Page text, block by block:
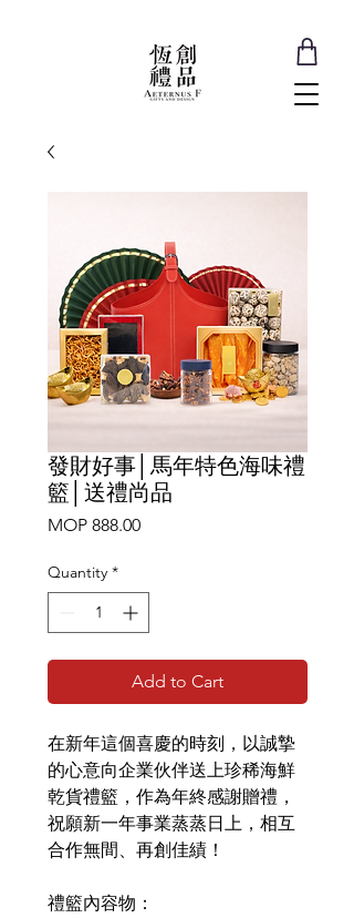
發財好事│馬年特色海味禮
籃│送禮尚品
MOP 888.00Price
Quantity *
Add to Cart
在新年這個喜慶的時刻，以誠摯
的心意向企業伙伴送上珍稀海鮮
乾貨禮籃，作為年終感謝贈禮，
祝願新一年事業蒸蒸日上，相互
合作無間、再創佳績！
禮籃內容物：